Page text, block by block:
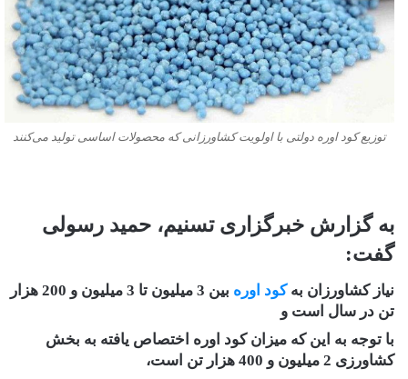
توزیع کود اوره دولتی با اولویت کشاورزانی که محصولات اساسی تولید می‌کنند
به گزارش خبرگزاری تسنیم، حمید رسولی
گفت:
نیاز کشاورزان به کود اوره
بین 3 میلیون تا 3 میلیون و 200 هزار
تن در سال است و
با توجه به این که میزان کود اوره اختصاص یافته به بخش
کشاورزی 2 میلیون و 400 هزار تن است،